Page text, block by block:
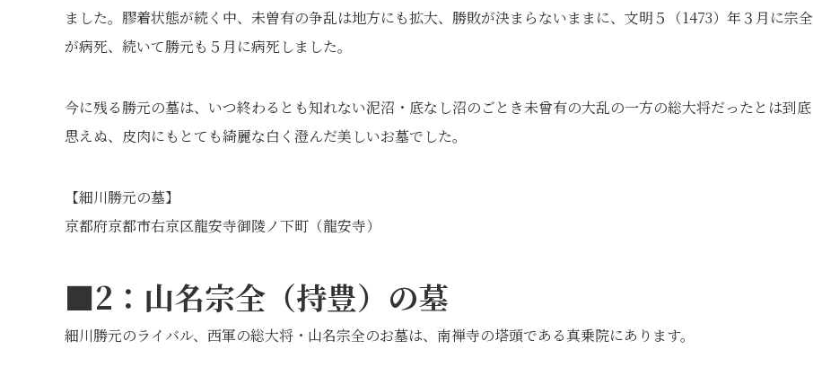
ました。膠着状態が続く中、未曽有の争乱は地方にも拡大、勝敗が決まらないままに、文明５（1473）年３月に宗全
が病死、続いて勝元も５月に病死しました。
今に残る勝元の墓は、いつ終わるとも知れない泥沼・底なし沼のごとき未曾有の大乱の一方の総大将だったとは到底
思えぬ、皮肉にもとても綺麗な白く澄んだ美しいお墓でした。
【細川勝元の墓】
京都府京都市右京区龍安寺御陵ノ下町（龍安寺）
■2： 山名宗全（持豊）の墓
細川勝元のライバル、西軍の総大将・山名宗全のお墓は、南禅寺の塔頭である真乗院にあります。